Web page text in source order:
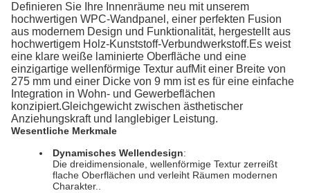
Definieren Sie Ihre Innenräume neu mit unserem
hochwertigen WPC-Wandpanel, einer perfekten Fusion
aus modernem Design und Funktionalität, hergestellt aus
hochwertigem Holz-Kunststoff-Verbundwerkstoff.Es weist
eine klare weiße laminierte Oberfläche und eine
einzigartige wellenförmige Textur aufMit einer Breite von
275 mm und einer Dicke von 9 mm ist es für eine einfache
Integration in Wohn- und Gewerbeflächen
konzipiert.Gleichgewicht zwischen ästhetischer
Anziehungskraft und langlebiger Leistung.
Wesentliche Merkmale
Dynamisches Wellendesign:
Die dreidimensionale, wellenförmige Textur zerreißt
flache Oberflächen und verleiht Räumen modernen
Charakter..